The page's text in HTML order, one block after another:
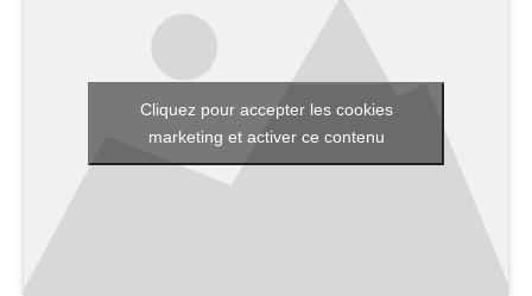
Cliquez pour accepter les cookies
marketing et activer ce contenu